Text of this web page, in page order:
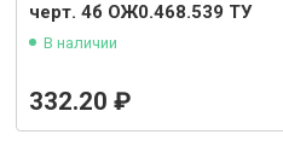
черт. 4б ОЖ0.468.539 ТУ
В наличии
332.20 ₽